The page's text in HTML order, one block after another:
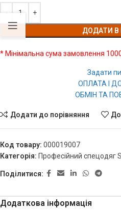
ДОДАТИ
* Мінімальна сума замовлення 1000
Задати
ОПЛАТА І
ОБМІН ТА
Додати до порівняння
Код товару: 000019007
Категорія: Професійний спецодяг
Поділитися:
Додаткова інформація